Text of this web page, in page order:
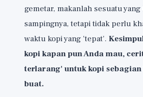
gemetar, makanlah sesuatu
sampingnya, tetapi tidak perlu
waktu kopi yang 'tepat'.
kopi kapan pun Anda mau,
terlarang' untuk kopi
buat.